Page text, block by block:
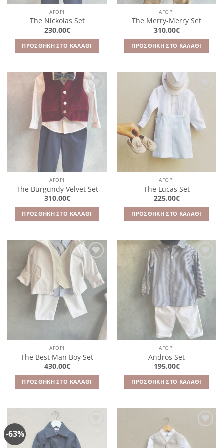
ΑΓΌΡΙ
The Nickolas Set
230.00€
ΠΡΟΣΘΉΚΗ ΣΤΟ ΚΑΛΆΘΙ
ΑΓΌΡΙ
The Merry-Merry Set
310.00€
ΠΡΟΣΘΉΚΗ ΣΤΟ ΚΑΛΆΘΙ
Πρόσθήκη
στην
λίστα
επιθυμιών
ΑΓΌΡΙ
The Burgundy Velvet Set
310.00€
ΠΡΟΣΘΉΚΗ ΣΤΟ ΚΑΛΆΘΙ
Πρόσθήκη
στην
λίστα
επιθυμιών
ΑΓΌΡΙ
The Lucas Set
225.00€
ΠΡΟΣΘΉΚΗ ΣΤΟ ΚΑΛΆΘΙ
Πρόσθήκη
στην
λίστα
επιθυμιών
ΑΓΌΡΙ
The Best Man Boy Set
430.00€
ΠΡΟΣΘΉΚΗ ΣΤΟ ΚΑΛΆΘΙ
Πρόσθήκη
στην
λίστα
επιθυμιών
ΑΓΌΡΙ
Andros Set
195.00€
ΠΡΟΣΘΉΚΗ ΣΤΟ ΚΑΛΆΘΙ
-63%
Πρόσθήκη